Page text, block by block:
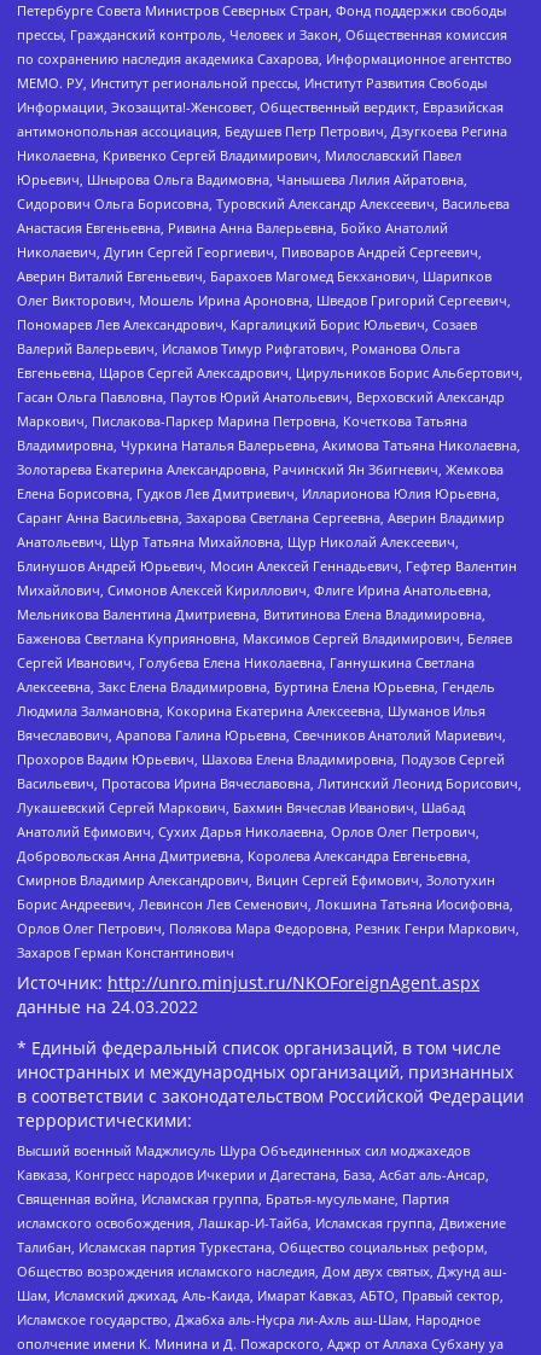
Петербурге Совета Министров Северных Стран, Фонд поддержки свободы
прессы, Гражданский контроль, Человек и Закон, Общественная комиссия
по сохранению наследия академика Сахарова, Информационное агентство
МЕМО. РУ, Институт региональной прессы, Институт Развития Свободы
Информации, Экозащита!-Женсовет, Общественный вердикт, Евразийская
антимонопольная ассоциация, Бедушев Петр Петрович, Дзугкоева Регина
Николаевна, Кривенко Сергей Владимирович, Милославский Павел
Юрьевич, Шнырова Ольга Вадимовна, Чанышева Лилия Айратовна,
Сидорович Ольга Борисовна, Туровский Александр Алексеевич, Васильева
Анастасия Евгеньевна, Ривина Анна Валерьевна, Бойко Анатолий
Николаевич, Дугин Сергей Георгиевич, Пивоваров Андрей Сергеевич,
Аверин Виталий Евгеньевич, Барахоев Магомед Бекханович, Шарипков
Олег Викторович, Мошель Ирина Ароновна, Шведов Григорий Сергеевич,
Пономарев Лев Александрович, Каргалицкий Борис Юльевич, Созаев
Валерий Валерьевич, Исламов Тимур Рифгатович, Романова Ольга
Евгеньевна, Щаров Сергей Алексадрович, Цирульников Борис Альбертович,
Гасан Ольга Павловна, Паутов Юрий Анатольевич, Верховский Александр
Маркович, Пислакова-Паркер Марина Петровна, Кочеткова Татьяна
Владимировна, Чуркина Наталья Валерьевна, Акимова Татьяна Николаевна,
Золотарева Екатерина Александровна, Рачинский Ян Збигневич, Жемкова
Елена Борисовна, Гудков Лев Дмитриевич, Илларионова Юлия Юрьевна,
Саранг Анна Васильевна, Захарова Светлана Сергеевна, Аверин Владимир
Анатольевич, Щур Татьяна Михайловна, Щур Николай Алексеевич,
Блинушов Андрей Юрьевич, Мосин Алексей Геннадьевич, Гефтер Валентин
Михайлович, Симонов Алексей Кириллович, Флиге Ирина Анатольевна,
Мельникова Валентина Дмитриевна, Вититинова Елена Владимировна,
Баженова Светлана Куприяновна, Максимов Сергей Владимирович, Беляев
Сергей Иванович, Голубева Елена Николаевна, Ганнушкина Светлана
Алексеевна, Закс Елена Владимировна, Буртина Елена Юрьевна, Гендель
Людмила Залмановна, Кокорина Екатерина Алексеевна, Шуманов Илья
Вячеславович, Арапова Галина Юрьевна, Свечников Анатолий Мариевич,
Прохоров Вадим Юрьевич, Шахова Елена Владимировна, Подузов Сергей
Васильевич, Протасова Ирина Вячеславовна, Литинский Леонид Борисович,
Лукашевский Сергей Маркович, Бахмин Вячеслав Иванович, Шабад
Анатолий Ефимович, Сухих Дарья Николаевна, Орлов Олег Петрович,
Добровольская Анна Дмитриевна, Королева Александра Евгеньевна,
Смирнов Владимир Александрович, Вицин Сергей Ефимович, Золотухин
Борис Андреевич, Левинсон Лев Семенович, Локшина Татьяна Иосифовна,
Орлов Олег Петрович, Полякова Мара Федоровна, Резник Генри Маркович,
Захаров Герман Константинович
Источник: http://unro.minjust.ru/NKOForeignAgent.aspx
данные на 24.03.2022
* Единый федеральный список организаций, в том числе
иностранных и международных организаций, признанных
в соответствии с законодательством Российской Федерации
террористическими:
Высший военный Маджлисуль Шура Объединенных сил моджахедов
Кавказа, Конгресс народов Ичкерии и Дагестана, База, Асбат аль-Ансар,
Священная война, Исламская группа, Братья-мусульмане, Партия
исламского освобождения, Лашкар-И-Тайба, Исламская группа, Движение
Талибан, Исламская партия Туркестана, Общество социальных реформ,
Общество возрождения исламского наследия, Дом двух святых, Джунд аш-
Шам, Исламский джихад, Аль-Каида, Имарат Кавказ, АБТО, Правый сектор,
Исламское государство, Джабха аль-Нусра ли-Ахль аш-Шам, Народное
ополчение имени К. Минина и Д. Пожарского, Аджр от Аллаха Субхану уа